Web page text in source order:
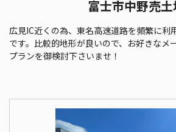
富士市中野売土
広見IC近くの為、東名高速道路を頻繁に利
です。比較的地形が良いので、お好きなメ
プランを御検討下さいませ！